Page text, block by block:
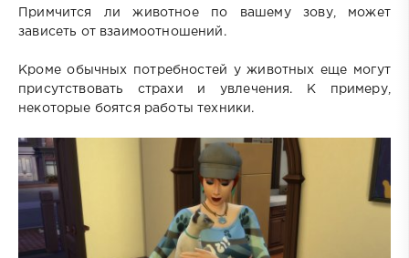
Примчится ли животное по вашему зову, может
зависеть от взаимоотношений.
Кроме обычных потребностей у животных еще могут
присутствовать страхи и увлечения. К примеру,
некоторые боятся работы техники.